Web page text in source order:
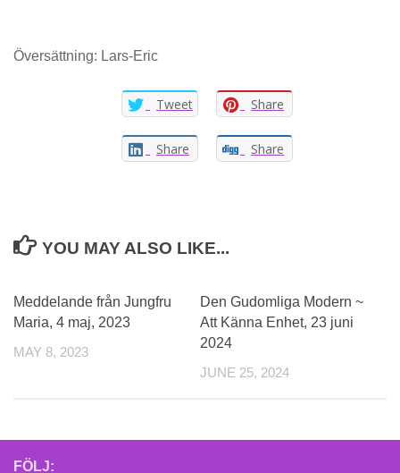
Översättning: Lars-Eric
Tweet Share
Share Share
YOU MAY ALSO LIKE...
Meddelande från Jungfru
Maria, 4 maj, 2023
MAY 8, 2023
Den Gudomliga Modern ~
Att Känna Enhet, 23 juni
2024
JUNE 25, 2024
FÖLJ: